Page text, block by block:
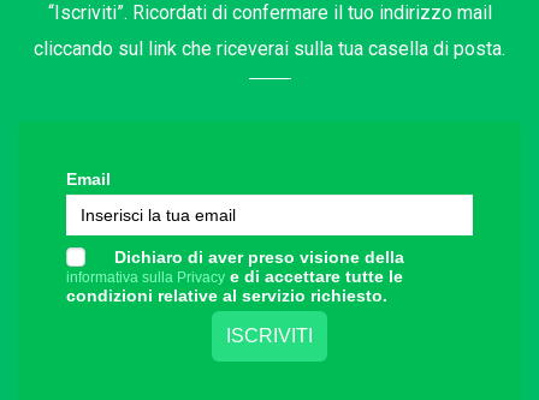
“Iscriviti”. Ricordati di confermare il tuo indirizzo mail
cliccando sul link che riceverai sulla tua casella di posta.
Email
Dichiaro di aver preso visione della
informativa sulla Privacy e di accettare tutte le
condizioni relative al servizio richiesto.